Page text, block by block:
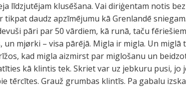
līdzjutējam klusēšana. Vai diriģentam notis
tikpat daudz apzīmējumu kā Grenlandē
pāri par 50 vārdiem, kā runā, taču
mjørki – visa pārējā. Migla ir migla. Un miglā
kad migla aizmirst par miglošanu un
kā klintis tek. Skriet var uz jebkuru pusi, jo
tērcītes. Grauž grumbas klintīs. Pa gabalu